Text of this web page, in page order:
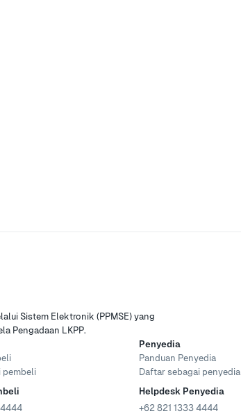
Sistem Elektronik (PPMSE) yang
Pengadaan LKPP.
pembeli
Penyedia
Panduan Penyedia
Daftar sebagai penyedia
Helpdesk Penyedia
+62 821 1333 4444